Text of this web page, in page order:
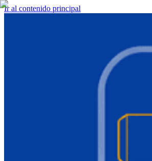
Ir al contenido principal